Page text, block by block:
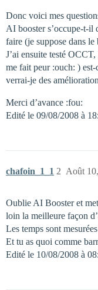
Donc voici mes
AI booster s’occupe-t-il
faire (je suppose dans le
J’ai ensuite testé
me fait peur :ouch: ) est-
verrai-je des
Merci d’avance :fou:
Edité le 09/08/2008 à
chafoin_1_1 Août
2
Oublie AI Booster et
loin la meilleure façon
Les temps sont
Et tu as quoi comme
Edité le 10/08/2008 à